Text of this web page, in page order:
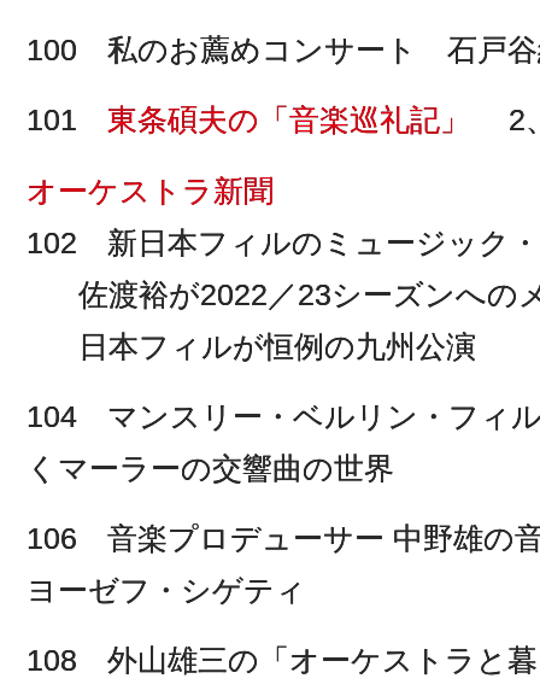
100 私のお薦めコンサート 石戸谷
101 東条碩夫の「音楽巡礼記」 2
オーケストラ新聞
102 新日本フィルのミュージック
佐渡裕が2022／23シーズンへの
日本フィルが恒例の九州公演
104 マンスリー・ベルリン・フ
くマーラーの交響曲の世界
106 音楽プロデューサー 中野雄
ヨーゼフ・シゲティ
108 外山雄三の「オーケストラと